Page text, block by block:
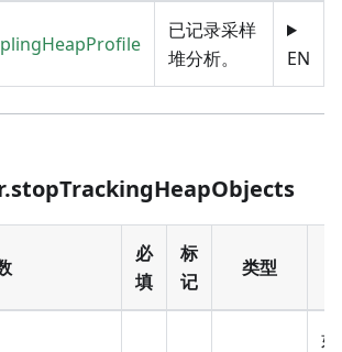
已记录采样
堆分析。
EN
必
填
标
记
类型